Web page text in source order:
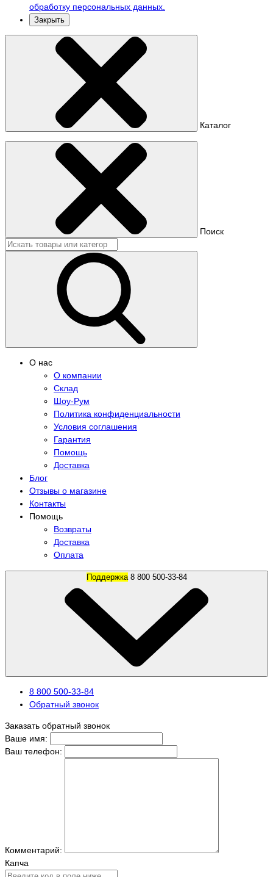
обработку персональных данных.
Закрыть
Каталог
Поиск
О нас
О компании
Склад
Шоу-Рум
Политика конфиденциальности
Условия соглашения
Гарантия
Помощь
Доставка
Блог
Отзывы о магазине
Контакты
Помощь
Возвраты
Доставка
Оплата
Поддержка 8 800 500-33-84
8 800 500-33-84
Обратный звонок
Заказать обратный звонок
Ваше имя:
Ваш телефон:
Комментарий:
Капча